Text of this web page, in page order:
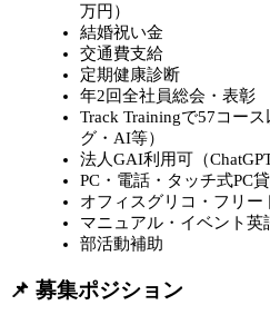
万円）
結婚祝い金
交通費支給
定期健康診断
年2回全社員総会・表彰
Track Trainingで57コー
グ・AI等）
法人GAI利用可（
PC・電話・タッチ式PC
オフィスグリコ・フリー
マニュアル・イベント英
部活動補助
📌 募集ポジション